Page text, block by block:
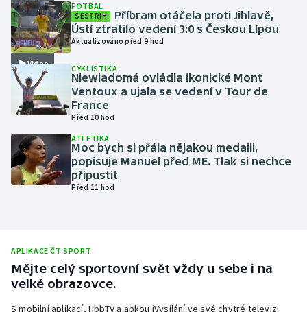
Moderní pětiboj
Motorsport
Olympijské hry
Parasport
Plavání
Plážový volejbal
Rychlobruslení
Rychlostní kanoistika
Video
FOTBAL
SESTŘIH
Příbram otáčela proti Jihlavě,
Ústí ztratilo vedení 3:0 s Českou Lípou
Aktualizováno před 9 hod
CYKLISTIKA
Niewiadomá ovládla ikonické Mont
Ventoux a ujala se vedení v Tour de
France
Před 10 hod
ATLETIKA
Moc bych si přála nějakou medaili,
popisuje Manuel před ME. Tlak si nechce
připustit
Před 11 hod
APLIKACE ČT SPORT
Mějte celý sportovní svět vždy u sebe i na
velké obrazovce.
S mobilní aplikací, HbbTV a apkou iVysílání ve své chytré televizi